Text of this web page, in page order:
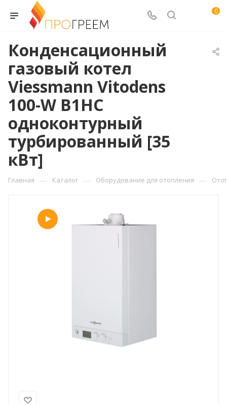
0
Конденсационный
газовый котел
Viessmann Vitodens
100-W B1HC
одноконтурный
турбированный [35
кВт]
Главная — Каталог — Оборудование для отопления —